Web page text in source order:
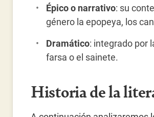
Épico o narrativo: su
género la epopeya, los
Dramático: integrado por
farsa o el sainete.
Historia de la